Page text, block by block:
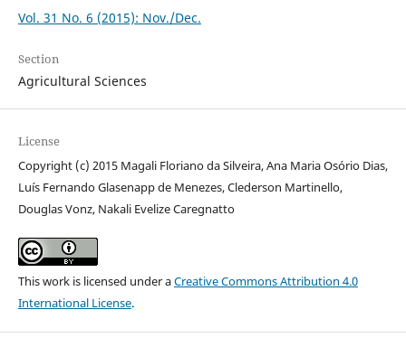
Vol. 31 No. 6 (2015): Nov./Dec.
Section
Agricultural Sciences
License
Copyright (c) 2015 Magali Floriano da Silveira, Ana Maria Osório Dias,
Luís Fernando Glasenapp de Menezes, Clederson Martinello,
Douglas Vonz, Nakali Evelize Caregnatto
This work is licensed under aCreative Commons Attribution 4.0
International License.